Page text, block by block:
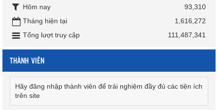
Hôm nay
93,310
Tháng hiện tại
1,616,272
Tổng lượt truy cập
111,487,341
THÀNH VIÊN
Hãy đăng nhập thành viên để trải nghiệm đầy đủ các tiện ích
trên site